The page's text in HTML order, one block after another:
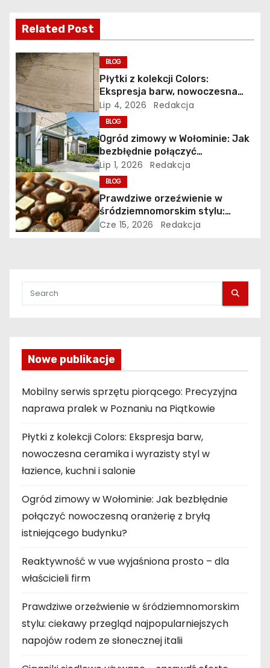
c
j
a
w
p
i
s
u
Related Post
BLOG
Płytki z kolekcji Colors:
Ekspresja barw, nowoczesna
ceramika i wyrazisty styl w
łazience, kuchni i salonie
Lip 4, 2026 Redakcja
BLOG
Ogród zimowy w Wołominie: Jak
bezbłędnie połączyć
nowoczesną oranżerię z bryłą
istniejącego budynku?
Lip 1, 2026 Redakcja
BLOG
Prawdziwe orzeźwienie w
śródziemnomorskim stylu:
ciekawy przegląd
Cze 15, 2026 Redakcja
Nowe publikacje
Mobilny serwis sprzętu piorącego: Precyzyjna
naprawa pralek w Poznaniu na Piątkowie
Płytki z kolekcji Colors: Ekspresja barw,
nowoczesna ceramika i wyrazisty styl w
łazience, kuchni i salonie
Ogród zimowy w Wołominie: Jak bezbłędnie
połączyć nowoczesną oranżerię z bryłą
istniejącego budynku?
Reaktywność w vue wyjaśniona prosto – dla
właścicieli firm
Prawdziwe orzeźwienie w śródziemnomorskim
stylu: ciekawy przegląd najpopularniejszych
napojów rodem ze słonecznej italii